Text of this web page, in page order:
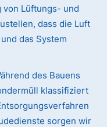
von Lüftungs- und
dass die Luft
das System
des Bauens
klassifiziert
sorgen wir